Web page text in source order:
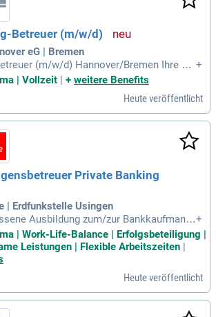
Betreuer (m/w/d)
eG | Bremen
(m/w/d) Hannover/Bremen Ihre Ve
unserer strategischen Weiterentwi
Kundschaft qualifiziert zu betreuen, g
+
| Vollzeit | + weitere Benefits
Heute veröffentlicht
Private Banking
| Erdfunkstelle Usingen
Ausbildung zum/zur Bankkaufmann/
zertifizierte Weiterbildung zum/zur Ba
in oder Financial Planer;
vermögender Privatkunden und i
+
| Work-Life-Balance | Erfolgsbeteiligung |
Leistungen | Flexible Arbeitszeiten
Heute veröffentlicht